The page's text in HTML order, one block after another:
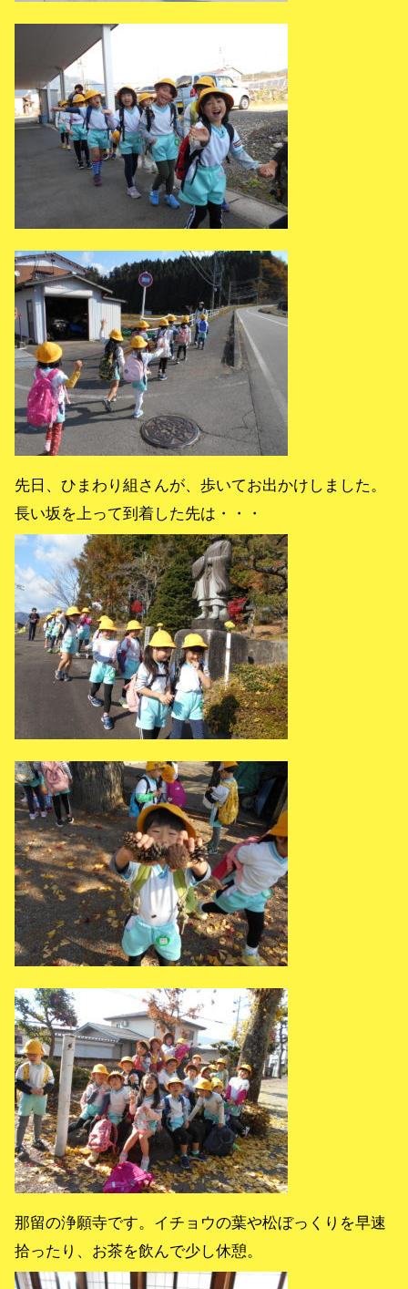
先日、ひまわり組さんが、歩いてお出かけしました。
長い坂を上って到着した先は・・・
那留の浄願寺です。イチョウの葉や松ぼっくりを早速
拾ったり、お茶を飲んで少し休憩。